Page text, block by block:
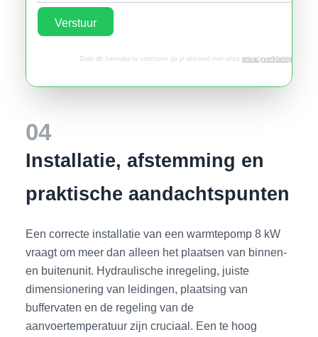
Verstuur
Door dit formulier te versturen ga je akkoord met onze privacyverklaring.
04
Installatie, afstemming en
praktische aandachtspunten
Een correcte installatie van een warmtepomp 8 kW
vraagt om meer dan alleen het plaatsen van binnen-
en buitenunit. Hydraulische inregeling, juiste
dimensionering van leidingen, plaatsing van
buffervaten en de regeling van de
aanvoertemperatuur zijn cruciaal. Een te hoog